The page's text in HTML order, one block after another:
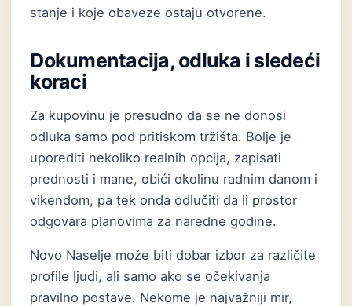
stanje i koje obaveze ostaju otvorene.
Dokumentacija, odluka i sledeći
koraci
Za kupovinu je presudno da se ne donosi
odluka samo pod pritiskom tržišta. Bolje je
uporediti nekoliko realnih opcija, zapisati
prednosti i mane, obići okolinu radnim danom i
vikendom, pa tek onda odlučiti da li prostor
odgovara planovima za naredne godine.
Novo Naselje može biti dobar izbor za različite
profile ljudi, ali samo ako se očekivanja
pravilno postave. Nekome je najvažniji mir,